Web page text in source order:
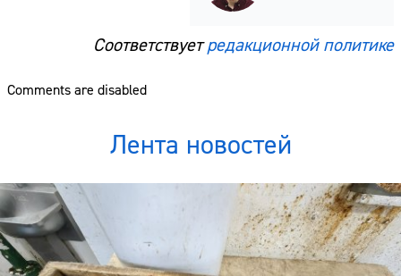
Соответствуетредакционной политике
Comments are disabled
Лента новостей